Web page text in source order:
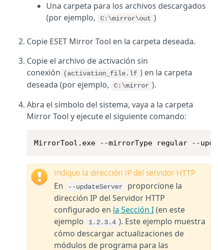
Una carpeta para los archivos descargados
(por ejemplo,
C:\mirror\out )
Copie ESET Mirror Tool en la carpeta deseada.
Copie el archivo de activación sin
conexión (activation_file.lf ) en la carpeta
deseada (por ejemplo,
C:\mirror ).
Abra el símbolo del sistema, vaya a la carpeta
Mirror Tool y ejecute el siguiente comando:
MirrorTool.exe --mirrorType regular --
Indique la dirección IP del servidor HTTP
En --updateServer
proporcione la
dirección IP del Servidor HTTP
configurado en la Sección I(en este
ejemplo
1.2.3.4 ). Este ejemplo muestra
cómo descargar actualizaciones de
módulos de programa para las